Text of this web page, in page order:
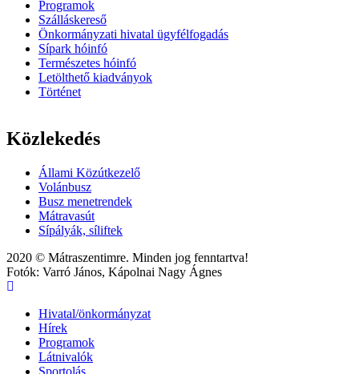
Programok
Szálláskereső
Önkormányzati hivatal ügyfélfogadás
Sípark hóinfó
Természetes hóinfó
Letölthető kiadványok
Történet
Közlekedés
Állami Közútkezelő
Volánbusz
Busz menetrendek
Mátravasút
Sípályák, síliftek
2020 © Mátraszentimre. Minden jog fenntartva!
Fotók: Varró János, Kápolnai Nagy Ágnes
Main
navigation
Hivatal/önkormányzat
Hírek
Programok
Látnivalók
Sportolás